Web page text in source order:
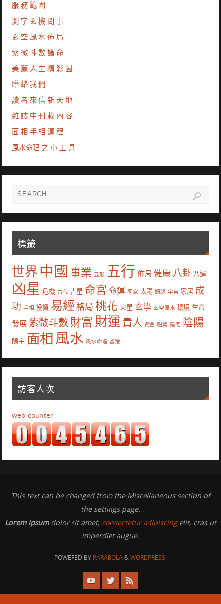
服 務 範 圍
測 字 玄 機 問 事
玄 空 風 水 佈 局
紫 微 斗 數 論 命
美 麗 人 生 精 彩 圖
聯 絡 我 們
讀 者 來 信 新 天 地
雜 誌 中 刊 載 內 容
面 相 手 相 運 程
風水命理 之 小 工 具
標籤
世界 中國 事業 五形 五行 佈局 健康 八卦 八運
凶星 危機 古代 吉星 命宮 命運 國家 太陽 姻緣 宇宙 家居 成
功 手相 投資 易經格局 桃花 火星 玄學 玄空風水 環境 生命
發展 紫微斗數 財富 財運 貴人 資金 趨勢 陰宅 陰陽
陽宅 面相風水 風水命理 香港
訪客人次
web counter
This text can be changed from the Miscellaneous section of
the settings page.
Lorem ipsumdolor sit amet, consectetur adipiscingelit, cras ut
imperdiet augue.
POWERED BY PARABOLA&WORDPRESS.